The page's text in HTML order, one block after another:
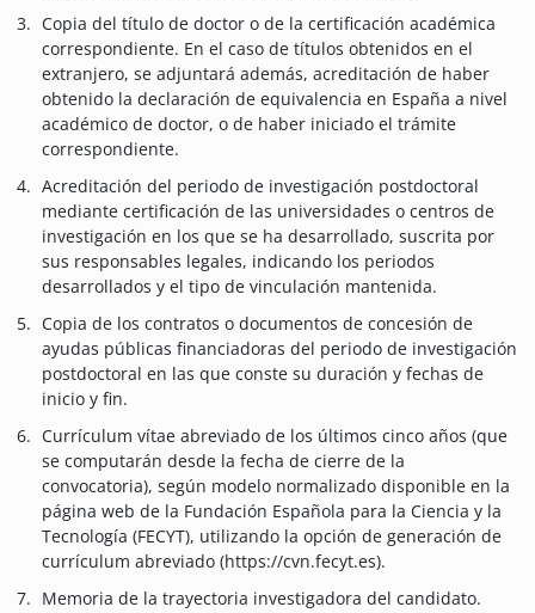
Copia del título de doctor o de la certificación académica
correspondiente. En el caso de títulos obtenidos en el
extranjero, se adjuntará además, acreditación de haber
obtenido la declaración de equivalencia en España a nivel
académico de doctor, o de haber iniciado el trámite
correspondiente.
Acreditación del periodo de investigación postdoctoral
mediante certificación de las universidades o centros de
investigación en los que se ha desarrollado, suscrita por
sus responsables legales, indicando los periodos
desarrollados y el tipo de vinculación mantenida.
Copia de los contratos o documentos de concesión de
ayudas públicas financiadoras del periodo de investigación
postdoctoral en las que conste su duración y fechas de
inicio y fin.
Currículum vítae abreviado de los últimos cinco años (que
se computarán desde la fecha de cierre de la
convocatoria), según modelo normalizado disponible en la
página web de la Fundación Española para la Ciencia y la
Tecnología (FECYT), utilizando la opción de generación de
currículum abreviado (https://cvn.fecyt.es).
Memoria de la trayectoria investigadora del candidato.